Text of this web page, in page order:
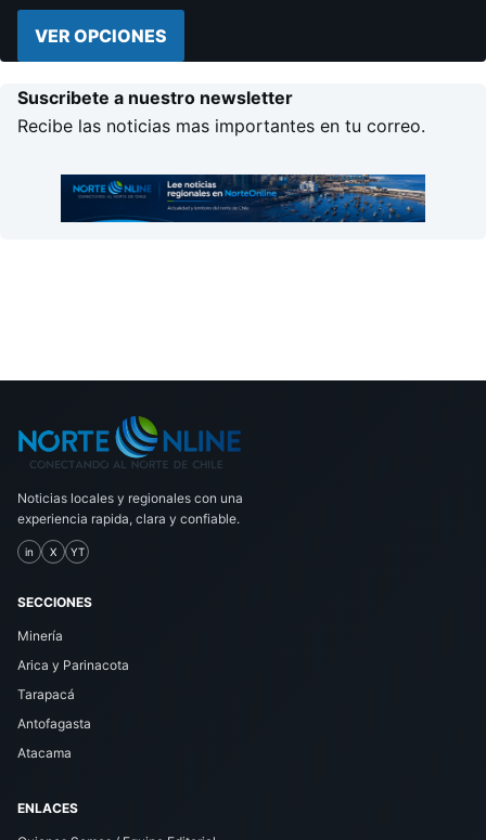
VER OPCIONES
Suscribete a nuestro newsletter
Recibe las noticias mas importantes en tu correo.
Noticias locales y regionales con una
experiencia rapida, clara y confiable.
in X YT
SECCIONES
Minería
Arica y Parinacota
Tarapacá
Antofagasta
Atacama
ENLACES